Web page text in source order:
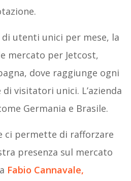
utenti unici per mese, la
mercato per Jetcost,
dove raggiunge ogni
visitatori unici. L’azienda
Germania e Brasile.
ci permette di rafforzare
presenza sul mercato
Fabio Cannavale,